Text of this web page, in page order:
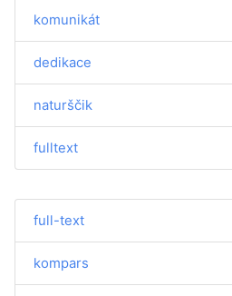
komunikát
dedikace
naturščik
fulltext
full-text
kompars